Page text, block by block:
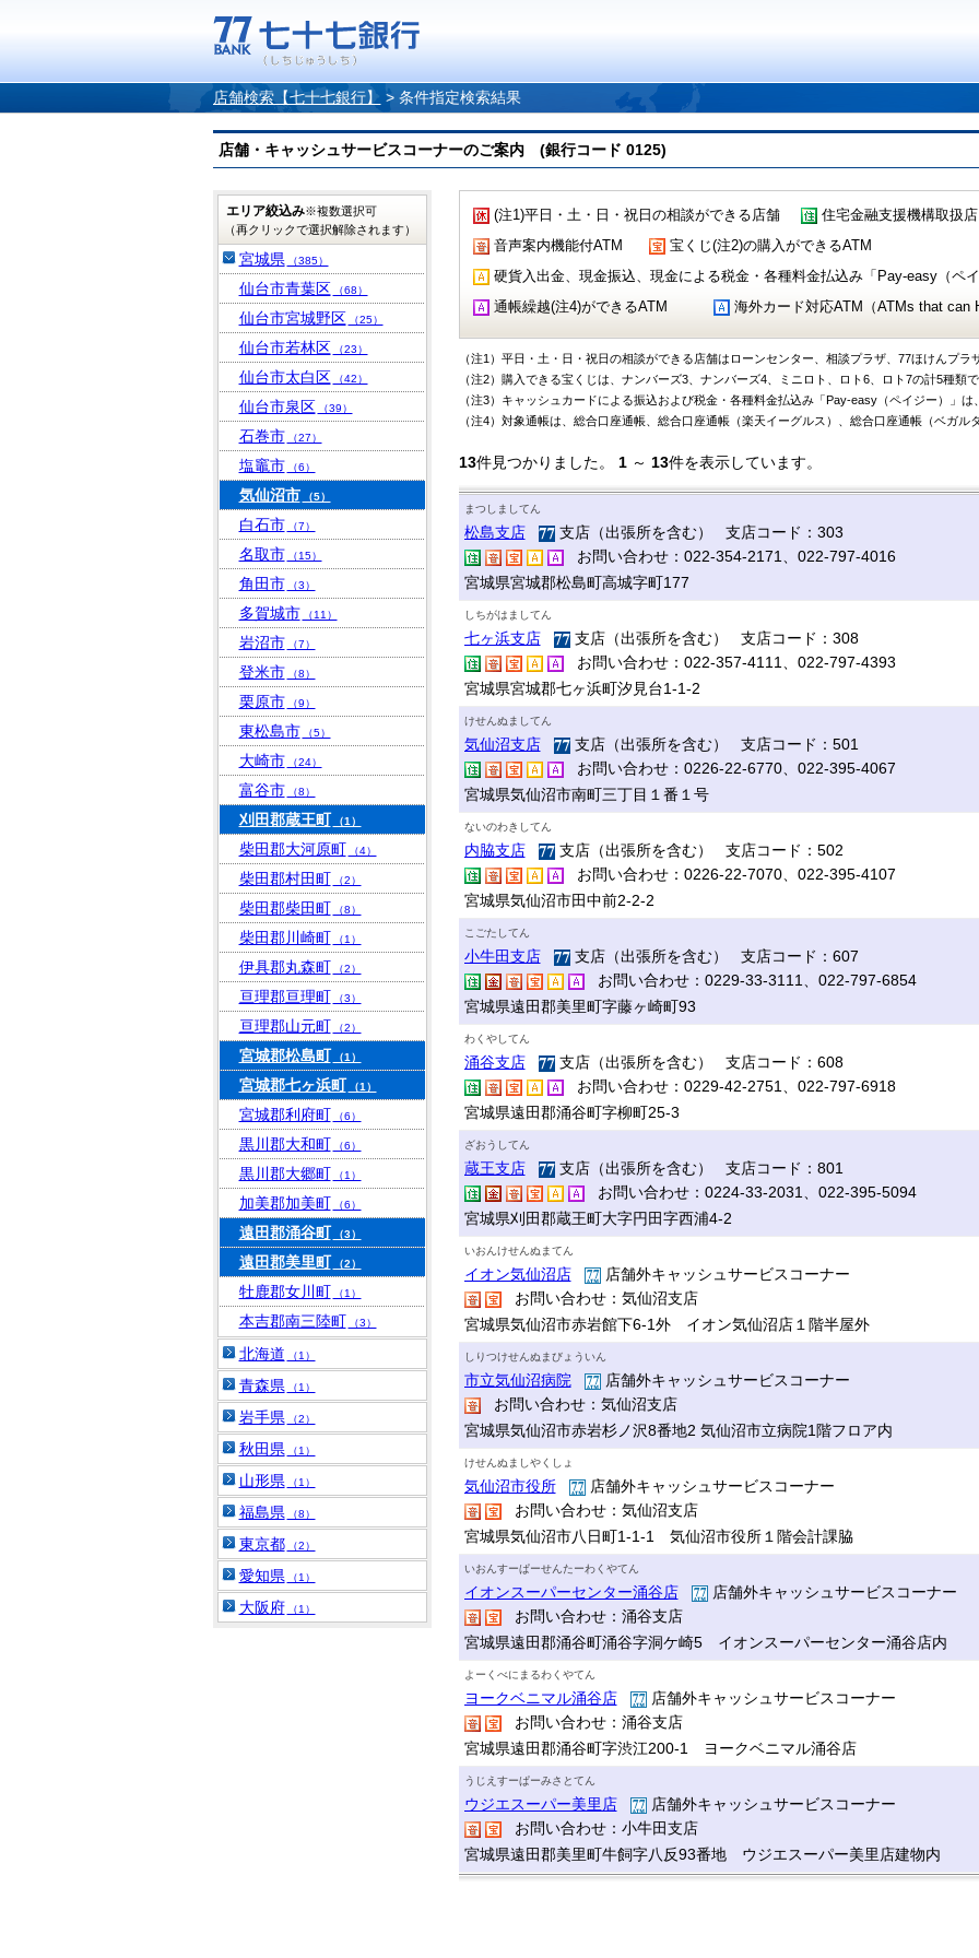
店舗検索【七十七銀行】 > 条件指定検索結果
店舗・キャッシュサービスコーナーのご案内 (銀行コード 0125)
(注1)平日・土・日・祝日の相談ができる店舗 住宅金融支援機構取扱店
音声案内機能付ATM
宝くじ(注2)の購入ができるATM
硬貨入出金、現金振込、現金による税金・各種料金払込み「Pay-easy（ペ
通帳繰越(注4)ができるATM
海外カード対応ATM（ATMs that can
（注1）平日・土・日・祝日の相談ができる店舗はローンセンター、相談プラザ、77ほけんプラ
（注2）購入できる宝くじは、ナンバーズ3、ナンバーズ4、ミニロト、ロト6、ロト7の計5種類で
（注3）キャッシュカードによる振込および税金・各種料金払込み「Pay-easy（ペイジー）」は
（注4）対象通帳は、総合口座通帳、総合口座通帳（楽天イーグルス）、総合口座通帳（ベガル
13件見つかりました。 1～ 13件を表示しています。
まつしましてん
松島支店
支店（出張所を含む） 支店コード：303
お問い合わせ：022-354-2171、022-797-4016
宮城県宮城郡松島町高城字町177
しちがはましてん
七ヶ浜支店
支店（出張所を含む） 支店コード：308
お問い合わせ：022-357-4111、022-797-4393
宮城県宮城郡七ヶ浜町汐見台1-1-2
けせんぬましてん
気仙沼支店
支店（出張所を含む） 支店コード：501
お問い合わせ：0226-22-6770、022-395-4067
宮城県気仙沼市南町三丁目１番１号
ないのわきしてん
内脇支店
支店（出張所を含む） 支店コード：502
お問い合わせ：0226-22-7070、022-395-4107
宮城県気仙沼市田中前2-2-2
こごたしてん
小牛田支店
支店（出張所を含む） 支店コード：607
お問い合わせ：0229-33-3111、022-797-6854
宮城県遠田郡美里町字藤ヶ崎町93
わくやしてん
涌谷支店
支店（出張所を含む） 支店コード：608
お問い合わせ：0229-42-2751、022-797-6918
宮城県遠田郡涌谷町字柳町25-3
ざおうしてん
蔵王支店
支店（出張所を含む） 支店コード：801
お問い合わせ：0224-33-2031、022-395-5094
宮城県刈田郡蔵王町大字円田字西浦4-2
いおんけせんぬまてん
イオン気仙沼店
店舗外キャッシュサービスコーナー
お問い合わせ：気仙沼支店
宮城県気仙沼市赤岩館下6-1外 イオン気仙沼店１階半屋外
しりつけせんぬまびょういん
市立気仙沼病院
店舗外キャッシュサービスコーナー
お問い合わせ：気仙沼支店
宮城県気仙沼市赤岩杉ノ沢8番地2 気仙沼市立病院1階フロア内
けせんぬましやくしょ
気仙沼市役所
店舗外キャッシュサービスコーナー
お問い合わせ：気仙沼支店
宮城県気仙沼市八日町1-1-1 気仙沼市役所１階会計課脇
いおんすーぱーせんたーわくやてん
イオンスーパーセンター涌谷店
店舗外キャッシュサービスコーナー
お問い合わせ：涌谷支店
宮城県遠田郡涌谷町涌谷字洞ケ崎5 イオンスーパーセンター涌谷店内
よーくべにまるわくやてん
ヨークベニマル涌谷店
店舗外キャッシュサービスコーナー
お問い合わせ：涌谷支店
宮城県遠田郡涌谷町字渋江200-1 ヨークベニマル涌谷店
うじえすーぱーみさとてん
ウジエスーパー美里店
店舗外キャッシュサービスコーナー
お問い合わせ：小牛田支店
宮城県遠田郡美里町牛飼字八反93番地 ウジエスーパー美里店建物内
エリア絞込み※複数選択可
（再クリックで選択解除されます）
宮城県 （385）
仙台市青葉区 （68）
仙台市宮城野区 （25）
仙台市若林区 （23）
仙台市太白区 （42）
仙台市泉区 （39）
石巻市 （27）
塩竈市 （6）
気仙沼市 （5）
白石市 （7）
名取市 （15）
角田市 （3）
多賀城市 （11）
岩沼市 （7）
登米市 （8）
栗原市 （9）
東松島市 （5）
大崎市 （24）
富谷市 （8）
刈田郡蔵王町 （1）
柴田郡大河原町 （4）
柴田郡村田町 （2）
柴田郡柴田町 （8）
柴田郡川崎町 （1）
伊具郡丸森町 （2）
亘理郡亘理町 （3）
亘理郡山元町 （2）
宮城郡松島町 （1）
宮城郡七ヶ浜町 （1）
宮城郡利府町 （6）
黒川郡大和町 （6）
黒川郡大郷町 （1）
加美郡加美町 （6）
遠田郡涌谷町 （3）
遠田郡美里町 （2）
牡鹿郡女川町 （1）
本吉郡南三陸町 （3）
北海道 （1）
青森県 （1）
岩手県 （2）
秋田県 （1）
山形県 （1）
福島県 （8）
東京都 （2）
愛知県 （1）
大阪府 （1）